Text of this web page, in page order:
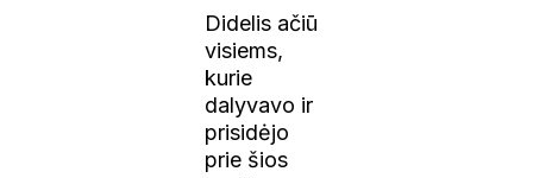
Didelis ačiū
visiems,
kurie
dalyvavo ir
prisidėjo
prie šios